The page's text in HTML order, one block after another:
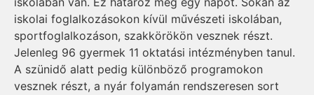
iskolai foglalkozásokon kívül művészeti iskolában,
sportfoglalkozáson, szakkörökön vesznek részt.
Jelenleg 96 gyermek 11 oktatási intézményben tanul.
A szünidő alatt pedig különböző programokon
vesznek részt, a nyár folyamán rendszeresen sort